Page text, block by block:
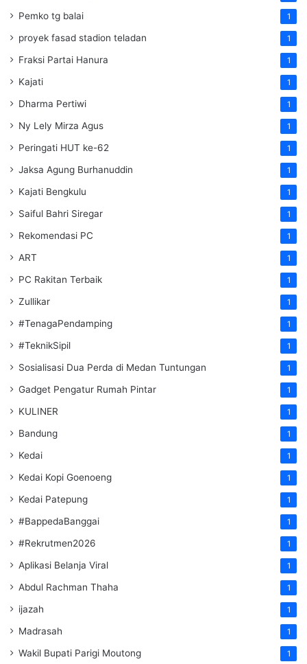
Pemko tg balai 1
proyek fasad stadion teladan 1
Fraksi Partai Hanura 1
Kajati 1
Dharma Pertiwi 1
Ny Lely Mirza Agus 1
Peringati HUT ke-62 1
Jaksa Agung Burhanuddin 1
Kajati Bengkulu 1
Saiful Bahri Siregar 1
Rekomendasi PC 1
ART 1
PC Rakitan Terbaik 1
Zullikar 1
#TenagaPendamping 1
#TeknikSipil 1
Sosialisasi Dua Perda di Medan Tuntungan 1
Gadget Pengatur Rumah Pintar 1
KULINER 1
Bandung 1
Kedai 1
Kedai Kopi Goenoeng 1
Kedai Patepung 1
#BappedaBanggai 1
#Rekrutmen2026 1
Aplikasi Belanja Viral 1
Abdul Rachman Thaha 1
ijazah 1
Madrasah 1
Wakil Bupati Parigi Moutong 1